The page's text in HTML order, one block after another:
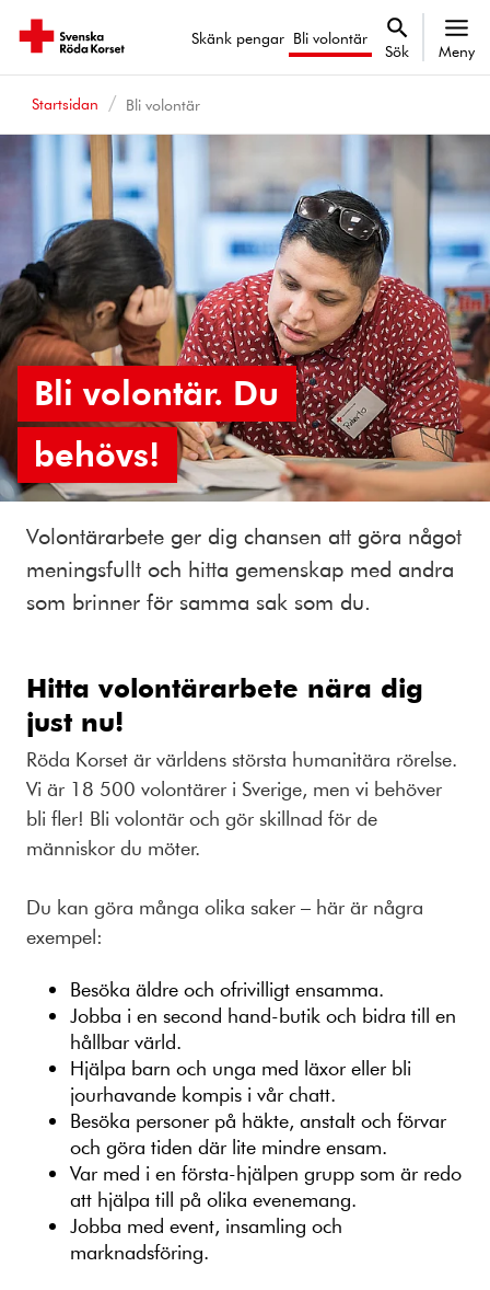
Skänk pengar Bli volontär
Sök Meny
Startsidan Bli volontär
Bli volontär. Du
behövs!
Volontärarbete ger dig chansen att göra något
meningsfullt och hitta gemenskap med andra
som brinner för samma sak som du.
Hitta volontärarbete nära dig
just nu!
Röda Korset är världens största humanitära rörelse.
Vi är 18 500 volontärer i Sverige, men vi behöver
bli fler! Bli volontär och gör skillnad för de
människor du möter.
Du kan göra många olika saker – här är några
exempel:
Besöka äldre och ofrivilligt ensamma.
Jobba i en second hand-butik och bidra till en
hållbar värld.
Hjälpa barn och unga med läxor eller bli
jourhavande kompis i vår chatt.
Besöka personer på häkte, anstalt och förvar
och göra tiden där lite mindre ensam.
Var med i en första-hjälpen grupp som är redo
att hjälpa till på olika evenemang.
Jobba med event, insamling och
marknadsföring.